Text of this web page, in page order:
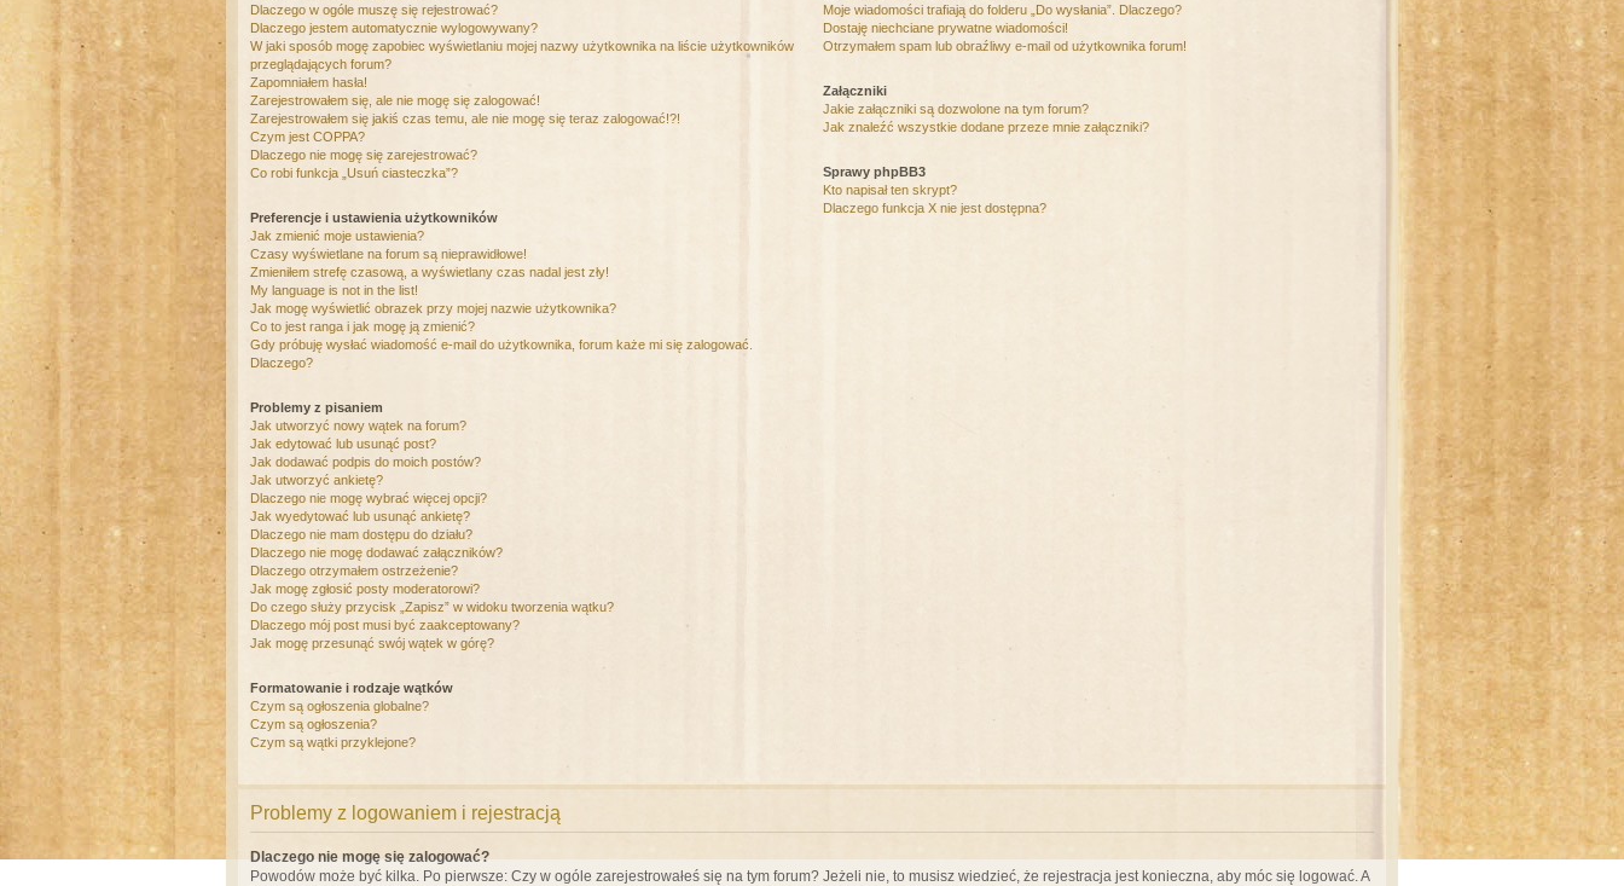
Dlaczego w ogóle muszę się rejestrować?
Dlaczego jestem automatycznie wylogowywany?
W jaki sposób mogę zapobiec wyświetlaniu mojej nazwy użytkownika na liście użytkowników
przeglądających forum?
Zapomniałem hasła!
Zarejestrowałem się, ale nie mogę się zalogować!
Zarejestrowałem się jakiś czas temu, ale nie mogę się teraz zalogować!?!
Czym jest COPPA?
Dlaczego nie mogę się zarejestrować?
Co robi funkcja „Usuń ciasteczka”?
Preferencje i ustawienia użytkowników
Jak zmienić moje ustawienia?
Czasy wyświetlane na forum są nieprawidłowe!
Zmieniłem strefę czasową, a wyświetlany czas nadal jest zły!
My language is not in the list!
Jak mogę wyświetlić obrazek przy mojej nazwie użytkownika?
Co to jest ranga i jak mogę ją zmienić?
Gdy próbuję wysłać wiadomość e-mail do użytkownika, forum każe mi się zalogować.
Dlaczego?
Problemy z pisaniem
Jak utworzyć nowy wątek na forum?
Jak edytować lub usunąć post?
Jak dodawać podpis do moich postów?
Jak utworzyć ankietę?
Dlaczego nie mogę wybrać więcej opcji?
Jak wyedytować lub usunąć ankietę?
Dlaczego nie mam dostępu do działu?
Dlaczego nie mogę dodawać załączników?
Dlaczego otrzymałem ostrzeżenie?
Jak mogę zgłosić posty moderatorowi?
Do czego służy przycisk „Zapisz” w widoku tworzenia wątku?
Dlaczego mój post musi być zaakceptowany?
Jak mogę przesunąć swój wątek w górę?
Formatowanie i rodzaje wątków
Czym są ogłoszenia globalne?
Czym są ogłoszenia?
Czym są wątki przyklejone?
Moje wiadomości trafiają do folderu „Do wysłania”. Dlaczego?
Dostaję niechciane prywatne wiadomości!
Otrzymałem spam lub obraźliwy e-mail od użytkownika forum!
Załączniki
Jakie załączniki są dozwolone na tym forum?
Jak znaleźć wszystkie dodane przeze mnie załączniki?
Sprawy phpBB3
Kto napisał ten skrypt?
Dlaczego funkcja X nie jest dostępna?
Problemy z logowaniem i rejestracją
Dlaczego nie mogę się zalogować?
Powodów może być kilka. Po pierwsze: Czy w ogóle zarejestrowałeś się na tym forum? Jeżeli nie, to musisz wiedzieć, że rejestracja jest konieczna, aby móc się logować. A